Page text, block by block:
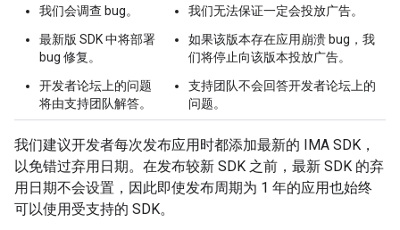
我们会调查 bug。
最新版 SDK 中将部署
bug 修复。
开发者论坛上的问题
将由支持团队解答。
我们无法保证一定会投放广告。
如果该版本存在应用崩溃 bug，我
们将停止向该版本投放广告。
支持团队不会回答开发者论坛上的
问题。
我们建议开发者每次发布应用时都添加最新的 IMA SDK，
以免错过弃用日期。在发布较新 SDK 之前，最新 SDK 的弃
用日期不会设置，因此即使发布周期为 1 年的应用也始终
可以使用受支持的 SDK。